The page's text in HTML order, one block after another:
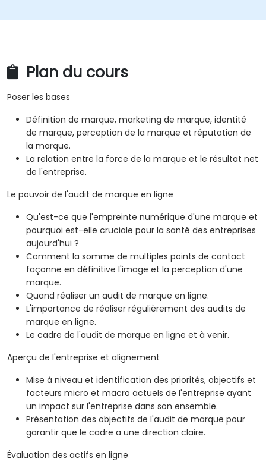
Plan du cours
Poser les bases
Définition de marque, marketing de marque, identité
de marque, perception de la marque et réputation de
la marque.
La relation entre la force de la marque et le résultat net
de l'entreprise.
Le pouvoir de l'audit de marque en ligne
Qu'est-ce que l'empreinte numérique d'une marque et
pourquoi est-elle cruciale pour la santé des entreprises
aujourd'hui ?
Comment la somme de multiples points de contact
façonne en définitive l'image et la perception d'une
marque.
Quand réaliser un audit de marque en ligne.
L'importance de réaliser régulièrement des audits de
marque en ligne.
Le cadre de l'audit de marque en ligne et à venir.
Aperçu de l'entreprise et alignement
Mise à niveau et identification des priorités, objectifs et
facteurs micro et macro actuels de l'entreprise ayant
un impact sur l'entreprise dans son ensemble.
Présentation des objectifs de l'audit de marque pour
garantir que le cadre a une direction claire.
Évaluation des actifs en ligne